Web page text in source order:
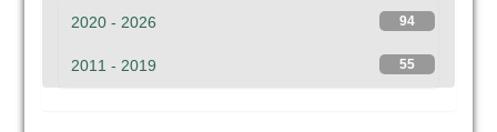
94
2020 - 2026
55
2011 - 2019